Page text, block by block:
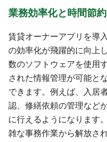
業務効率化と時間節約
賃貸オーナーアプリを導
の効率化が飛躍的に向上
数のソフトウェアを使用
された情報管理が可能と
できます。例えば、入居
認、修繕依頼の管理など
に行えるようになります
雑な事務作業から解放さ